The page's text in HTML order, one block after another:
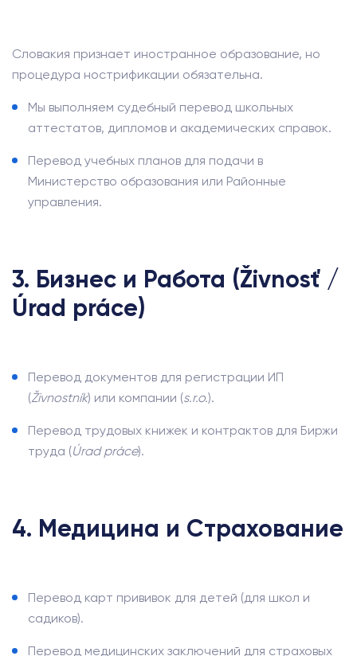
Словакия признает иностранное образование, но
процедура нострификации обязательна.
Мы выполняем судебный перевод школьных
аттестатов, дипломов и академических справок.
Перевод учебных планов для подачи в
Министерство образования или Районные
управления.
3. Бизнес и Работа (Živnosť /
Úrad práce)
Перевод документов для регистрации ИП
(Živnostník) или компании (s.r.o.).
Перевод трудовых книжек и контрактов для Биржи
труда (Úrad práce).
4. Медицина и Страхование
Перевод карт прививок для детей (для школ и
садиков).
Перевод медицинских заключений для страховых